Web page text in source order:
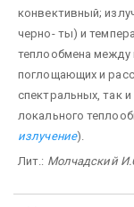
конвективный;
черно- ты) и
теплообмена между
поглощающих и
спектральных, так
локального
излучение).
Лит.: Молчадский